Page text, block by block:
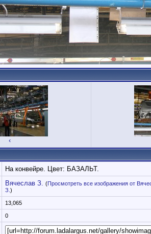
‹
На конвейре. Цвет: БАЗАЛЬТ.
Вячеслав З. (Просмотреть все изображения от
З. )
13,065
0